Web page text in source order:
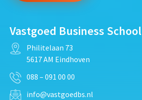
Vastgoed Business School
Philitelaan 73
5617 AM Eindhoven
088 – 091 00 00
info@vastgoedbs.nl